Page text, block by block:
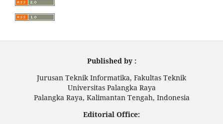
Published by :
Jurusan Teknik Informatika, Fakultas Teknik
Universitas Palangka Raya
Palangka Raya, Kalimantan Tengah, Indonesia
Editorial Office: